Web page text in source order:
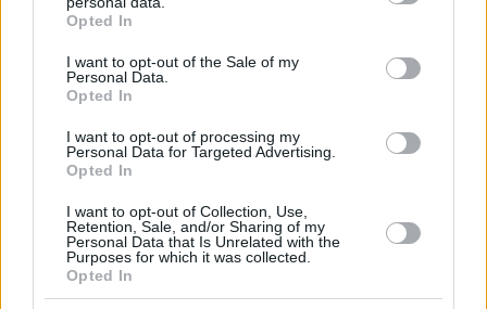
grant or deny consent to Google and its third-party tags to
use your data for below specified purposes in below Google
consent section.
Opted In
I want to opt-out of the Sale of my
Personal Data.
Opted In
I want to opt-out of processing my
Personal Data for Targeted Advertising.
Opted In
I want to opt-out of Collection, Use,
Retention, Sale, and/or Sharing of my
Personal Data that Is Unrelated with the
Purposes for which it was collected.
Opted In
πίεση και εναλλακτικές
Μετέτρεψαν χωράφι στη Χαλκηδόνα Θεσσαλονίκης σε
χωματερή με μπάζα από ανακαινίσεις, δύο συλλήψεις
Το μυστήριο με το «rainbow baby» λύθηκε μετά από 65
χρόνια: Η πιο συγκινητική ιστορία υιοθεσίας
Συνεχίζει να γράφει ιστορία ο Άλεν: «Σέρβιρε» τον
Μέσι σε εντυπωσιακή εμφάνιση με 3 ασίστ
Κράζεις, θαυμάζεις - Ξεπούλησε αυτό το αυτοκίνητο
πριν 7 λεπτά